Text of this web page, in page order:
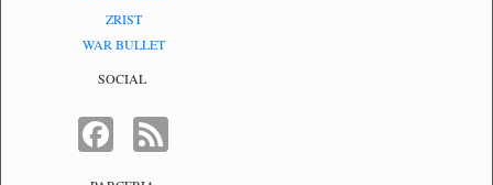
ZRIST
WAR BULLET
SOCIAL
FACEBOOK